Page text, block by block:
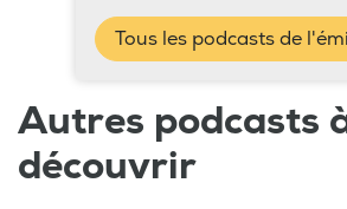
Tous les podcasts de
Autres podcasts
découvrir